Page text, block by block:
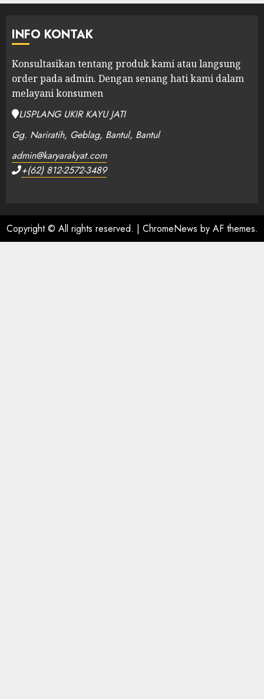
INFO KONTAK
Konsultasikan tentang produk kami atau langsung
order pada admin. Dengan senang hati kami dalam
melayani konsumen
LISPLANG UKIR KAYU JATI
Gg. Nariratih, Geblag, Bantul, Bantul
admin@karyarakyat.com
+(62) 812-2572-3489
Copyright © All rights reserved. | ChromeNews by AF themes.